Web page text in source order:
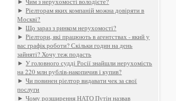
►Ріелторам яких компаній можна довіряти в
Москві?
►Що зараз з ринком нерухомості?
►Ріелтори, які працюють в агентствах - який у
вас графік роботи? Скільки годин на день
зайняті? Хочу теж подасть
►У головного судді Росії знайшли нерухомість
на 220 млн рублів-накопичив і купив?
►Чи повинен ріелтор видавати чек за свої
послуги
►Чому розширення НАТО Путін назвав